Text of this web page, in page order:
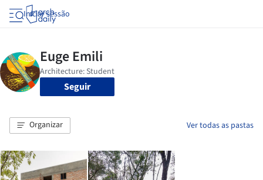
Iniciar sessão
Seguir
Organizar Ver todas as pastas